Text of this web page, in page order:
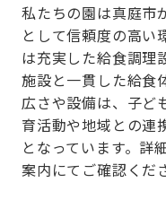
私たちの園は真庭市
として信頼度の高い
は充実した給食調理
施設と一貫した給食
広さや設備は、子ど
育活動や地域との連
となっています。詳
案内にてご確認くだ